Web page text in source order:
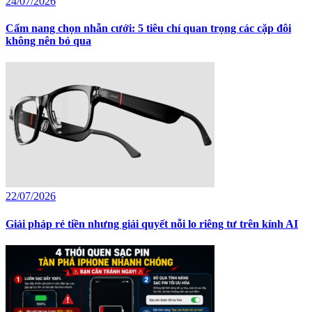
Cẩm nang chọn nhẫn cưới: 5 tiêu chí quan trọng các cặp đôi
không nên bỏ qua
22/07/2026
Giải pháp rẻ tiền nhưng giải quyết nỗi lo riêng tư trên kính AI